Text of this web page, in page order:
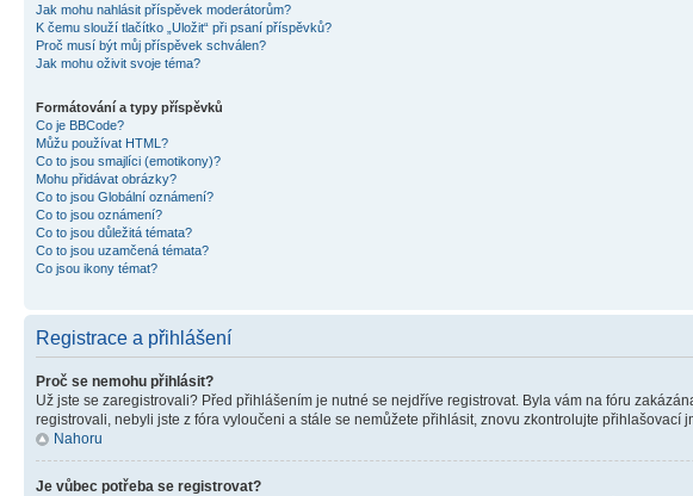
Jak mohu nahlásit příspěvek moderátorům?
K čemu slouží tlačítko „Uložit“ při psaní příspěvků?
Proč musí být můj příspěvek schválen?
Jak mohu oživit svoje téma?
Formátování a typy příspěvků
Co je BBCode?
Můžu používat HTML?
Co to jsou smajlíci (emotikony)?
Mohu přidávat obrázky?
Co to jsou Globální oznámení?
Co to jsou oznámení?
Co to jsou důležitá témata?
Co to jsou uzamčená témata?
Co jsou ikony témat?
Registrace a přihlášení
Proč se nemohu přihlásit?
Už jste se zaregistrovali? Před přihlášením je nutné se nejdříve registrovat. Byla vám na fóru
registrovali, nebyli jste z fóra vyloučeni a stále se nemůžete přihlásit, znovu zkontrolujte
Nahoru
Je vůbec potřeba se registrovat?